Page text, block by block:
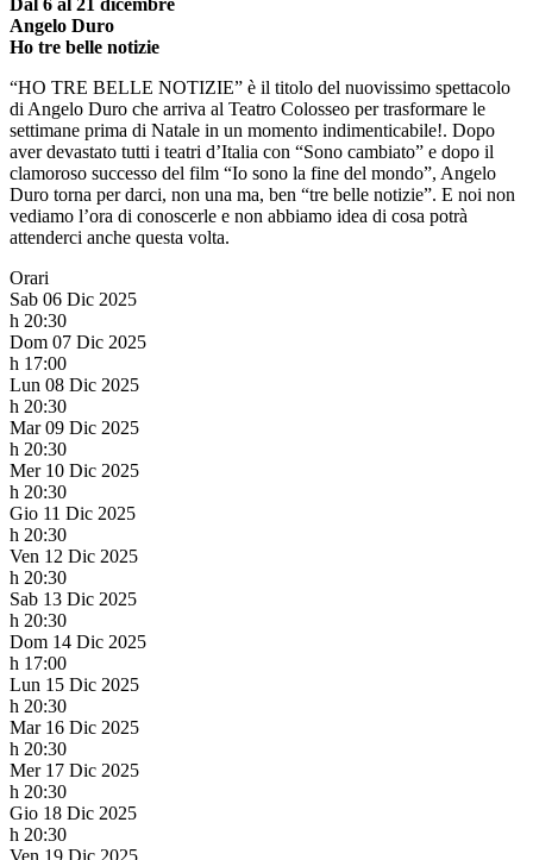
Angelo Duro
Ho tre belle notizie
“HO TRE BELLE NOTIZIE” è il titolo del nuovissimo spettacolo
di Angelo Duro che arriva al Teatro Colosseo per trasformare le
settimane prima di Natale in un momento indimenticabile!. Dopo
aver devastato tutti i teatri d’Italia con “Sono cambiato” e dopo il
clamoroso successo del film “Io sono la fine del mondo”, Angelo
Duro torna per darci, non una ma, ben “tre belle notizie”. E noi non
vediamo l’ora di conoscerle e non abbiamo idea di cosa potrà
attenderci anche questa volta.
Orari
Sab 06 Dic 2025
h 20:30
Dom 07 Dic 2025
h 17:00
Lun 08 Dic 2025
h 20:30
Mar 09 Dic 2025
h 20:30
Mer 10 Dic 2025
h 20:30
Gio 11 Dic 2025
h 20:30
Ven 12 Dic 2025
h 20:30
Sab 13 Dic 2025
h 20:30
Dom 14 Dic 2025
h 17:00
Lun 15 Dic 2025
h 20:30
Mar 16 Dic 2025
h 20:30
Mer 17 Dic 2025
h 20:30
Gio 18 Dic 2025
h 20:30
Ven 19 Dic 2025